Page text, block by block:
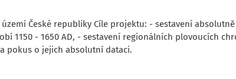
České republiky Cíle projektu: - sestavení
1150 - 1650 AD, - sestavení regionálních plovoucích
pokus o jejich absolutní dataci.